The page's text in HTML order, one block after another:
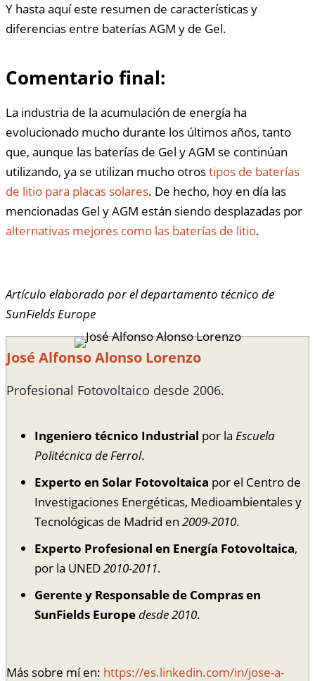
Y hasta aquí este resumen de características y
diferencias entre baterías AGM y de Gel.
Comentario final:
La industria de la acumulación de energía ha
evolucionado mucho durante los últimos años, tanto
que, aunque las baterías de Gel y AGM se continúan
utilizando, ya se utilizan mucho otrostipos de baterías
de litio para placas solares. De hecho, hoy en día las
mencionadas Gel y AGM están siendo desplazadas por
alternativas mejores como las baterías de litio.
Artículo elaborado por el departamento técnico de
SunFields Europe
José Alfonso Alonso Lorenzo
Profesional Fotovoltaico desde 2006.
Ingeniero técnico Industrial por la Escuela
Politécnica de Ferrol.
Experto en Solar Fotovoltaica por el Centro de
Investigaciones Energéticas, Medioambientales y
Tecnológicas de Madrid en 2009-2010.
Experto Profesional en Energía Fotovoltaica,
por la UNED2010-2011.
Gerente y Responsable de Compras en
SunFields Europedesde 2010.
Más sobre mí en: https://es.linkedin.com/in/jose-a-